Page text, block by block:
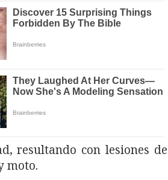
resultando con lesiones de
moto.